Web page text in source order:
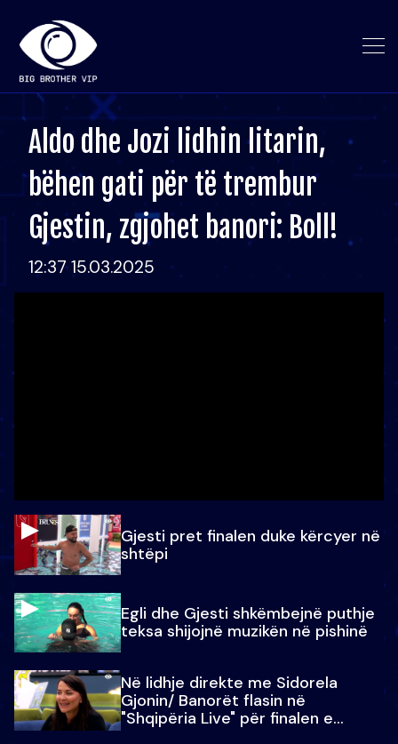
Aldo dhe Jozi lidhin litarin,
bëhen gati për të trembur
Gjestin, zgjohet banori: Boll!
12:37 15.03.2025
Gjesti pret finalen duke kërcyer në
shtëpi
Egli dhe Gjesti shkëmbejnë puthje
teksa shijojnë muzikën në pishinë
Në lidhje direkte me Sidorela
Gjonin/ Banorët flasin në
"Shqipëria Live" për finalen e